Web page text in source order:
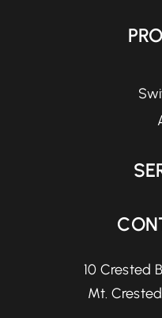
10 Crested
Mt.